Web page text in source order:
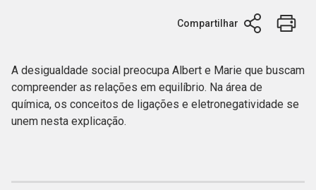
Compartilhar
A desigualdade social preocupa Albert e Marie que buscam
compreender as relações em equilíbrio. Na área de
química, os conceitos de ligações e eletronegatividade se
unem nesta explicação.